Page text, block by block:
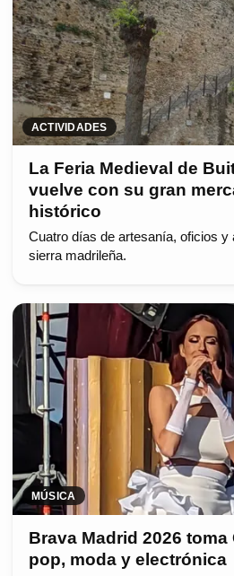
ACTIVIDADES
La Feria Medieval de
vuelve con su gran
histórico
Cuatro días de artesanía, oficios y
sierra madrileña.
MÚSICA
Brava Madrid 2026
pop, moda y electrónica